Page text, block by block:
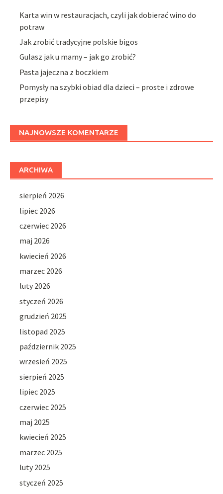
Karta win w restauracjach, czyli jak dobierać wino do
potraw
Jak zrobić tradycyjne polskie bigos
Gulasz jak u mamy – jak go zrobić?
Pasta jajeczna z boczkiem
Pomysły na szybki obiad dla dzieci – proste i zdrowe
przepisy
NAJNOWSZE KOMENTARZE
ARCHIWA
sierpień 2026
lipiec 2026
czerwiec 2026
maj 2026
kwiecień 2026
marzec 2026
luty 2026
styczeń 2026
grudzień 2025
listopad 2025
październik 2025
wrzesień 2025
sierpień 2025
lipiec 2025
czerwiec 2025
maj 2025
kwiecień 2025
marzec 2025
luty 2025
styczeń 2025